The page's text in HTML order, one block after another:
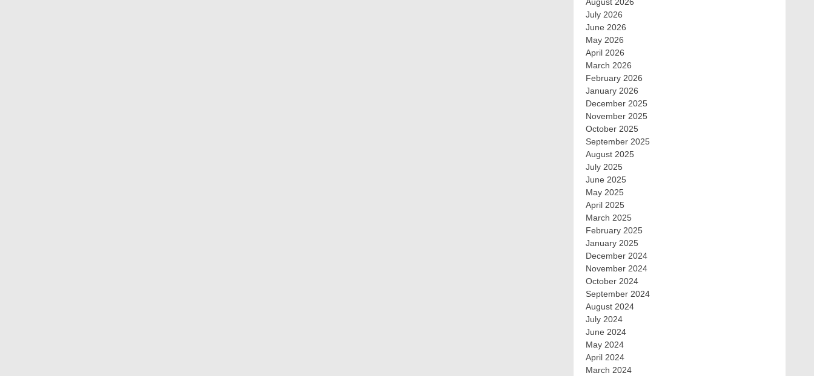
August 2026
July 2026
June 2026
May 2026
April 2026
March 2026
February 2026
January 2026
December 2025
November 2025
October 2025
September 2025
August 2025
July 2025
June 2025
May 2025
April 2025
March 2025
February 2025
January 2025
December 2024
November 2024
October 2024
September 2024
August 2024
July 2024
June 2024
May 2024
April 2024
March 2024